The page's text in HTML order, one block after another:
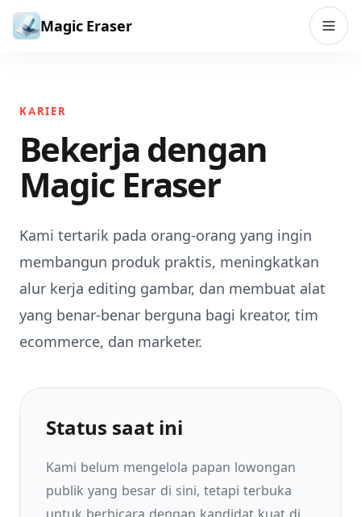
Lewati ke konten
Magic Eraser
KARIER
Bekerja dengan
Magic Eraser
Kami tertarik pada orang-orang yang ingin
membangun produk praktis, meningkatkan
alur kerja editing gambar, dan membuat alat
yang benar-benar berguna bagi kreator, tim
ecommerce, dan marketer.
Status saat ini
Kami belum mengelola papan lowongan
publik yang besar di sini, tetapi terbuka
untuk berbicara dengan kandidat kuat di